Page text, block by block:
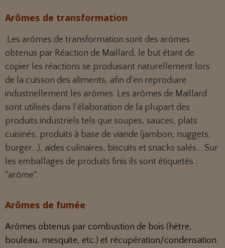
Arômes de transformation
Les arômes de transformation sont des arômes
obtenus par Réaction de Maillard, le but étant de
copier les réactions se produisant naturellement lors
de la cuisson des aliments, afin d'en reproduire
industriellement les arômes. Les arômes de Maillard
sont utilisés dans l'élaboration de la plupart des
produits industriels tels que soupes, sauces, plats
cuisinés, produits à base de viande (jambon, nuggets,
burger...), aides culinaires, biscuits et snacks salés... Sur
les emballages de produits finis ils sont étiquetés :
"arôme".
Arômes de fumée
Arômes obtenus par combustion de bois (hêtre,
bouleau, mesquite, etc.) et récupération/condensation